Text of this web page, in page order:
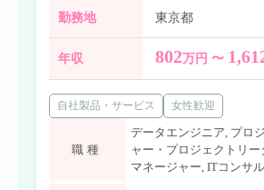
勤務地 東京都
年収 802万円 〜
自社製品・サービス 女性歓迎
職種
データエンジニア, プロ
ャー・プロジェクトリー
マネージャー, ITコンサ